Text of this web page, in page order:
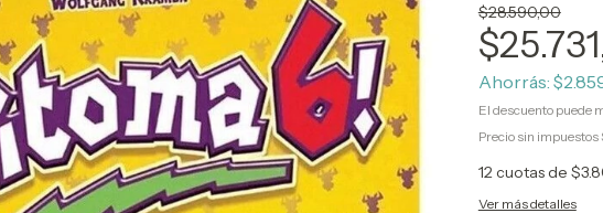
$28.590,00
Ahorrás:
El descuento puede
Precio sin impuestos
12cuotas de
Ver más detalles